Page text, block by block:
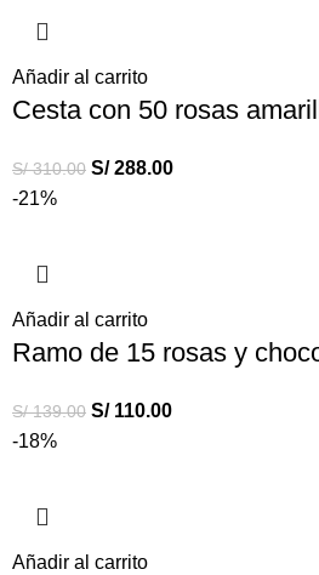
Añadir al carrito
S/310.00 S/288.00
-21%
Añadir al carrito
S/139.00 S/110.00
-18%
Añadir al carrito